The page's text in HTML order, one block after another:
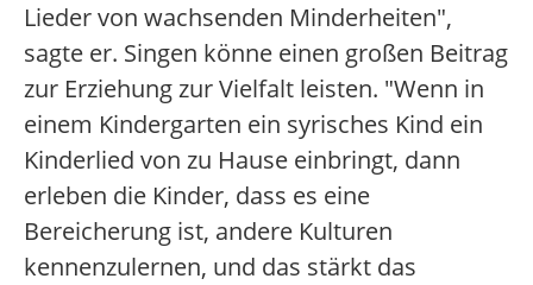
Lieder von wachsenden Minderheiten",
sagte er. Singen könne einen großen Beitrag
zur Erziehung zur Vielfalt leisten. "Wenn in
einem Kindergarten ein syrisches Kind ein
Kinderlied von zu Hause einbringt, dann
erleben die Kinder, dass es eine
Bereicherung ist, andere Kulturen
kennenzulernen, und das stärkt das